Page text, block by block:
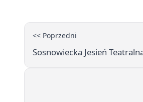
<< Poprzedni
Sosnowiecka Jesień